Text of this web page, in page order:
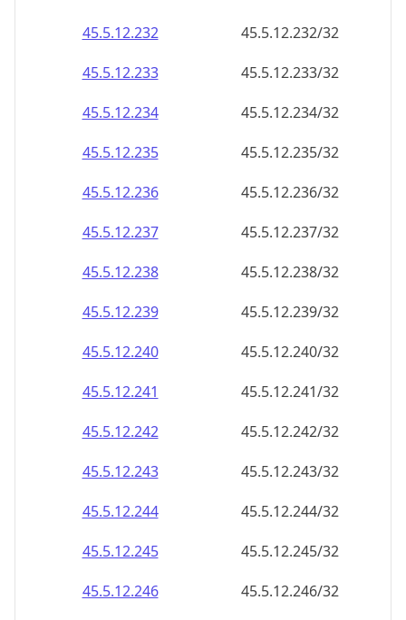
45.5.12.232
45.5.12.232/32
45.5.12.233
45.5.12.233/32
45.5.12.234
45.5.12.234/32
45.5.12.235
45.5.12.235/32
45.5.12.236
45.5.12.236/32
45.5.12.237
45.5.12.237/32
45.5.12.238
45.5.12.238/32
45.5.12.239
45.5.12.239/32
45.5.12.240
45.5.12.240/32
45.5.12.241
45.5.12.241/32
45.5.12.242
45.5.12.242/32
45.5.12.243
45.5.12.243/32
45.5.12.244
45.5.12.244/32
45.5.12.245
45.5.12.245/32
45.5.12.246
45.5.12.246/32